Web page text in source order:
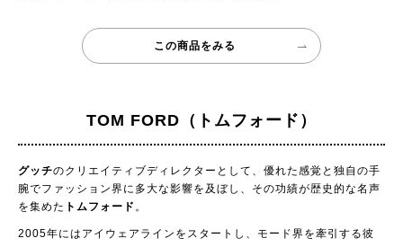
この商品をみる
TOM FORD（トムフォード）
グッチのクリエイティブディレクターとして、優れた感覚と独自の手
腕でファッション界に多大な影響を及ぼし、その功績が歴史的な名声
を集めた トムフォード 。
2005年にはアイウェアラインをスタートし、モード界を牽引する彼